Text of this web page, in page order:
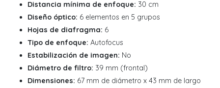
Distancia mínima de enfoque: 30 cm
Diseño óptico: 6 elementos en 5 grupos
Hojas de diafragma: 6
Tipo de enfoque: Autofocus
Estabilización de imagen: No
Diámetro de filtro: 39 mm (frontal)
Dimensiones: 67 mm de diámetro x 43 mm de largo